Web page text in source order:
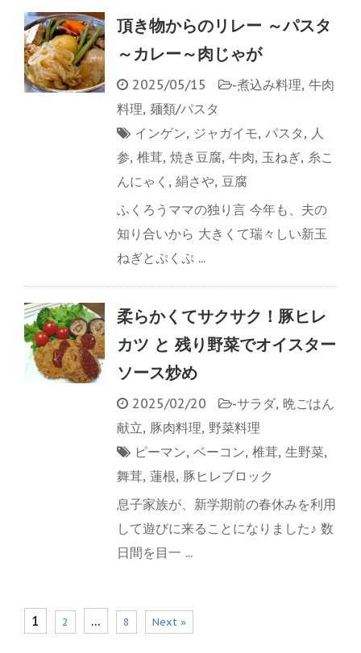
頂き物からのリレー ～パスタ
～カレー～肉じゃが
2025/05/15 -煮込み料理, 牛肉
料理, 麺類/パスタ
インゲン, ジャガイモ, パスタ , 人
参, 椎茸, 焼き豆腐, 牛肉, 玉ねぎ, 糸こ
んにゃく , 絹さや, 豆腐
ふくろうママの独り言 今年も、夫の
知り合いから 大きくて瑞々しい新玉
ねぎとぷくぷ ...
柔らかくてサクサク！豚ヒレ
カツ と 残り野菜でオイスター
ソース炒め
2025/02/20 -サラダ, 晩ごはん
献立, 豚肉料理, 野菜料理
ピーマン, ベーコン, 椎茸, 生野菜,
舞茸, 蓮根, 豚ヒレブロック
息子家族が、新学期前の春休みを利用
して遊びに来ることになりました♪ 数
日間を目一 ...
1 2 … 8 Next »